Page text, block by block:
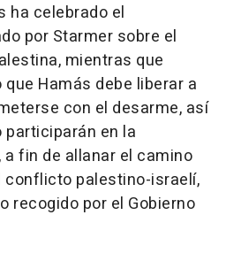
ha celebrado el
por Starmer sobre el
mientras que
Hamás debe liberar a
con el desarme, así
en la
a fin de allanar el camino
conflicto palestino-israelí,
recogido por el Gobierno